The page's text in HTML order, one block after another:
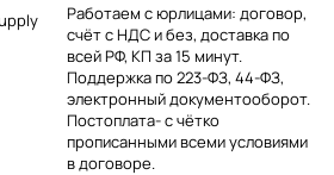
Работаем с юрлицами: договор,
счёт с НДС и без, доставка по
всей РФ, КП за 15 минут.
Поддержка по 223-ФЗ, 44-ФЗ,
электронный документооборот.
Постоплата- с чётко
прописанными всеми условиями
в договоре.